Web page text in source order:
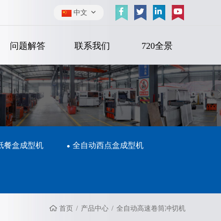
中文
问题解答 联系我们 720全景
餐盒成型机 全自动西点盒成型机
首页 产品中心 全自动高速卷筒冲切机